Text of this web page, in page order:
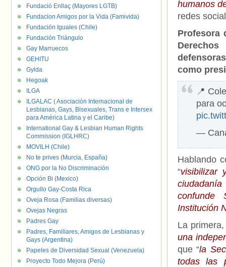
humanos
redes
Profesora
como
📍
para
—
Hablando
“visibilizar
confunde
Institución
La
una
que “la
todas las
Fundació Enllaç (Mayores LGTB)
Fundacion Amigos por la Vida (Famivida)
Fundación Iguales (Chile)
Fundación Triángulo
Gay Marruecos
GEHITU
Gylda
Hegoak
ILGA
ILGALAC ( Asociación Internacional de
Lesbianas, Gays, Bisexuales, Trans e Intersex
para América Latina y el Caribe)
International Gay & Lesbian Human Rights
Commission (IGLHRC)
MOVILH (Chile)
No te prives (Murcia, España)
ONG por la No Discriminación
Opción Bi (Mexico)
Orgullo Gay-Costa Rica
Oveja Rosa (Familias diversas)
Ovejas Negras
Padres Gay
Padres, Familiares, Amigos de Lesbianas y
Gays (Argentina)
Papeles de Diversidad Sexual (Venezuela)
Proyecto Todo Mejora (Perú)